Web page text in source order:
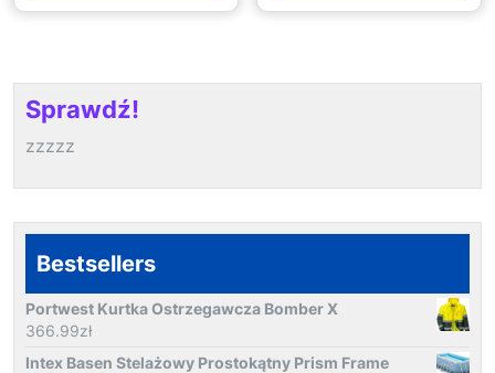
Sprawdź!
zzzzz
Bestsellers
Portwest Kurtka Ostrzegawcza Bomber X
366.99zł
Intex Basen Stelażowy Prostokątny Prism Frame